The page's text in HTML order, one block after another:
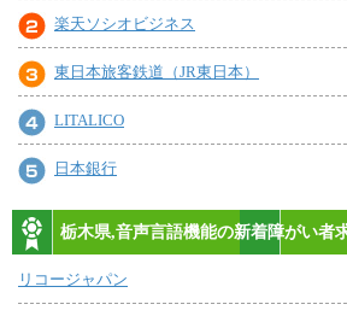
楽天ソシオビジネス
東日本旅客鉄道（JR東日本）
LITALICO
日本銀行
栃木県,音声言語機能の新着障がい者
リコージャパン